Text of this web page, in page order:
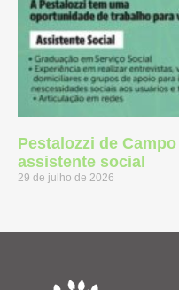
Pestalozzi de
assistente social
29 de julho de 2026